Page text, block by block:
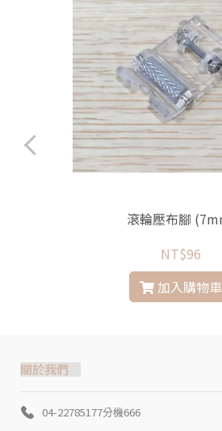
滾輪壓布腳
NT$96
加入購物車
關於我們
04-22785177分機666